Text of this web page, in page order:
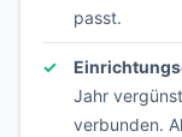
passt.
Jahr
verbunden.